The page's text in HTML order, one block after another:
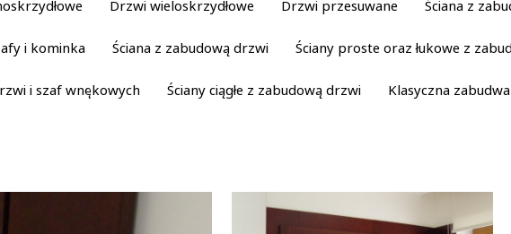
Drzwi wieloskrzydłowe Drzwi przesuwane Ściana z
i kominka Ściana z zabudową drzwi Ściany proste oraz łukowe z
i szaf wnękowych Ściany ciągłe z zabudową drzwi Klasyczna